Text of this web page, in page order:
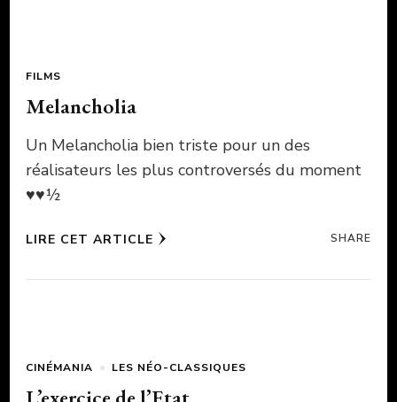
FILMS
Melancholia
Un Melancholia bien triste pour un des
réalisateurs les plus controversés du moment
♥♥½
LIRE CET ARTICLE SHARE
CINÉMANIA LES NÉO-CLASSIQUES